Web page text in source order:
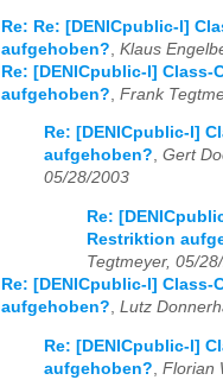
Re: Re: [DENICpublic-l]
aufgehoben? Klaus
Re: [DENICpublic-l] Class-
aufgehoben? Frank
Re: [DENICpublic-l]
aufgehoben?, Gert
05/28/2003
Re:
Restriktion
Tegtmeyer, 05/
Re: [DENICpublic-l] Class-
aufgehoben? Lutz
Re: [DENICpublic-l]
aufgehoben? Florian